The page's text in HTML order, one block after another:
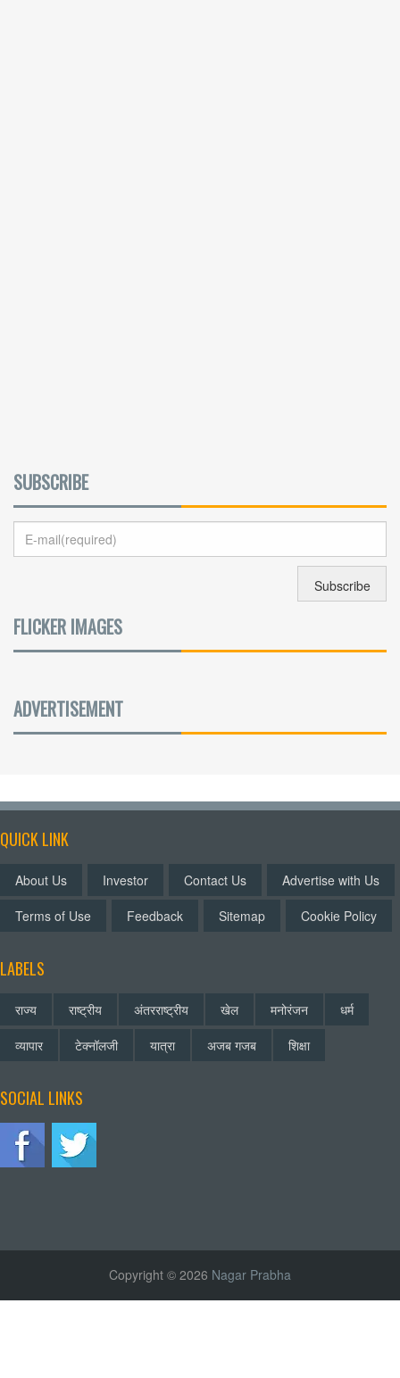
SUBSCRIBE
FLICKER IMAGES
ADVERTISEMENT
QUICK LINK
About Us Investor Contact Us
Advertise with Us
Terms of Use
Feedback Sitemap Cookie Policy
LABELS
राज्य राष्ट्रीय अंतरराष्ट्रीय खेल मनोरंजन
धर्म
व्यापार
टेक्नॉलजी यात्रा अजब गजब शिक्षा
SOCIAL LINKS
Copyright © 2026 Nagar Prabha